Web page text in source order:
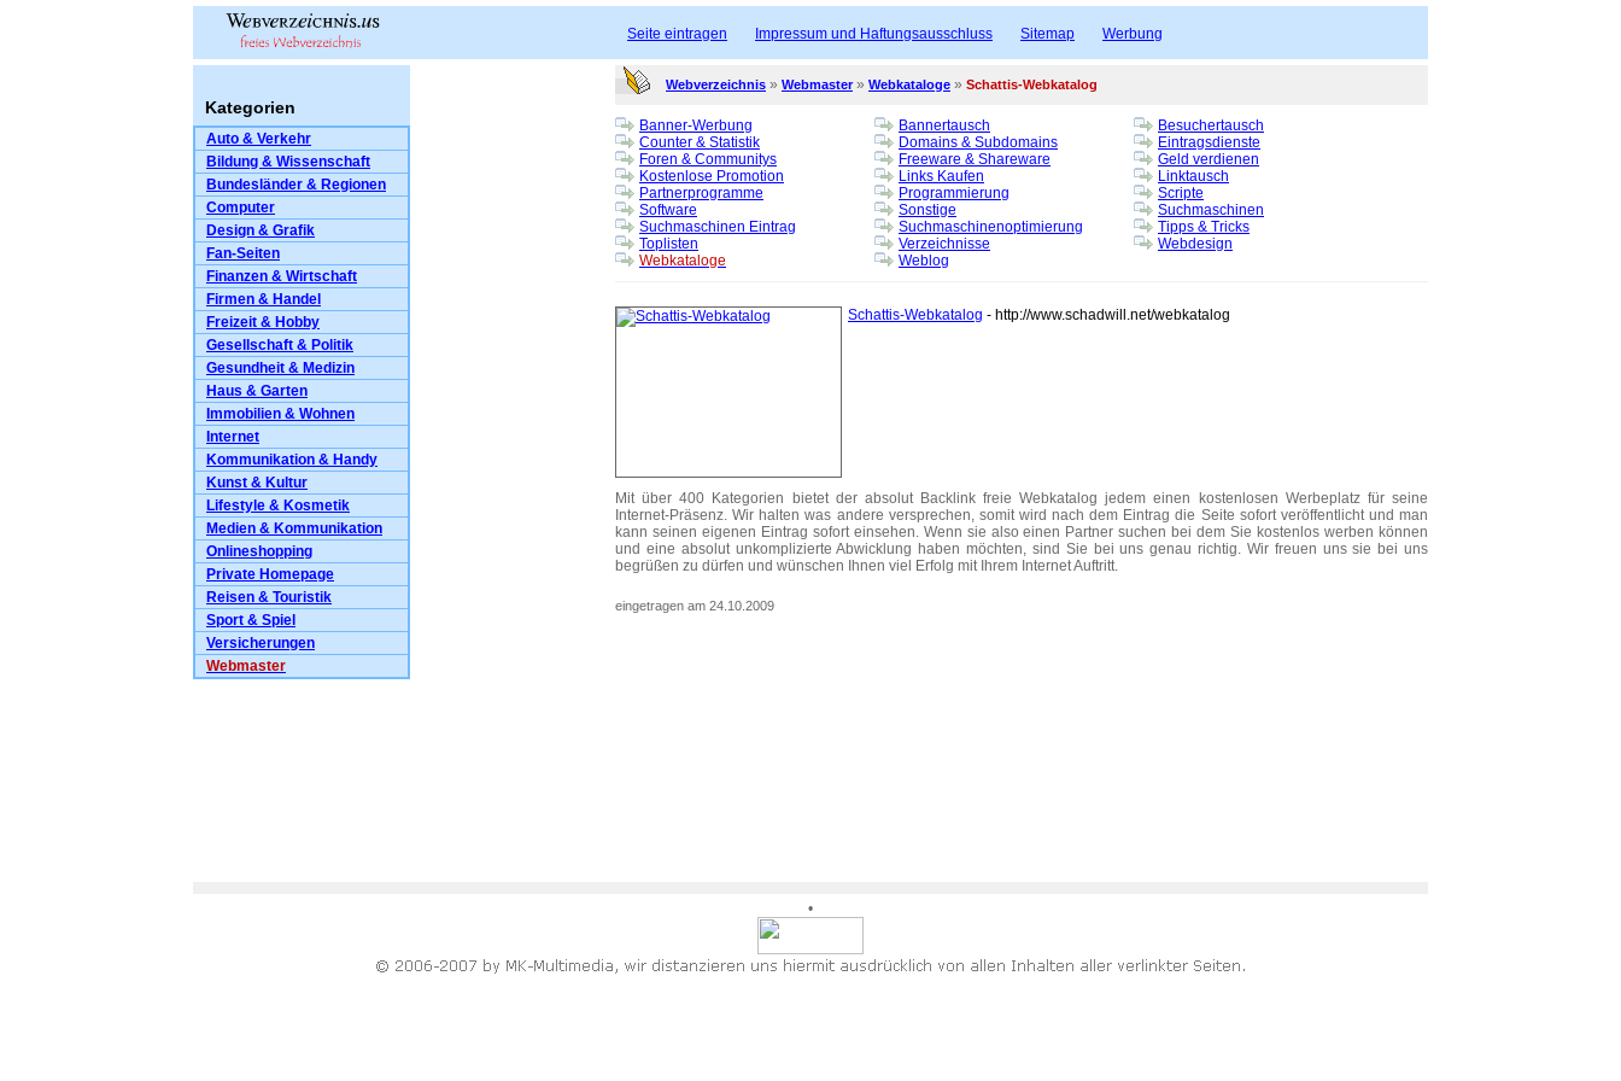
Seite eintragen Impressum und Haftungsausschluss Sitemap Werbung
Kategorien
Auto & Verkehr
Bildung & Wissenschaft
Bundesländer & Regionen
Computer
Design & Grafik
Fan-Seiten
Finanzen & Wirtschaft
Firmen & Handel
Freizeit & Hobby
Gesellschaft & Politik
Gesundheit & Medizin
Haus & Garten
Immobilien & Wohnen
Internet
Kommunikation & Handy
Kunst & Kultur
Lifestyle & Kosmetik
Medien & Kommunikation
Onlineshopping
Private Homepage
Reisen & Touristik
Sport & Spiel
Versicherungen
Webmaster
Webverzeichnis » Webmaster» Webkataloge » Schattis-Webkatalog
Banner-Werbung Bannertausch
Besuchertausch
Counter & Statistik
Domains & Subdomains
Eintragsdienste
Foren & Communitys
Freeware & Shareware
Geld verdienen
Kostenlose Promotion
Links Kaufen
Linktausch
Partnerprogramme
Programmierung
Scripte
Software
Sonstige
Suchmaschinen
Suchmaschinen Eintrag
Suchmaschinenoptimierung
Tipps & Tricks
Toplisten
Verzeichnisse
Webdesign
Webkataloge
Weblog
Schattis-Webkatalog - http://www.schadwill.net/webkatalog
Mit über 400 Kategorien bietet der absolut Backlink freie Webkatalog jedem einen kostenlosen Werbeplatz für seine
Internet-Präsenz. Wir halten was andere versprechen, somit wird nach dem Eintrag die Seite sofort veröffentlicht und man
kann seinen eigenen Eintrag sofort einsehen. Wenn sie also einen Partner suchen bei dem Sie kostenlos werben können
und eine absolut unkomplizierte Abwicklung haben möchten, sind Sie bei uns genau richtig. Wir freuen uns sie bei uns
begrüßen zu dürfen und wünschen Ihnen viel Erfolg mit Ihrem Internet Auftritt.
eingetragen am 24.10.2009
•